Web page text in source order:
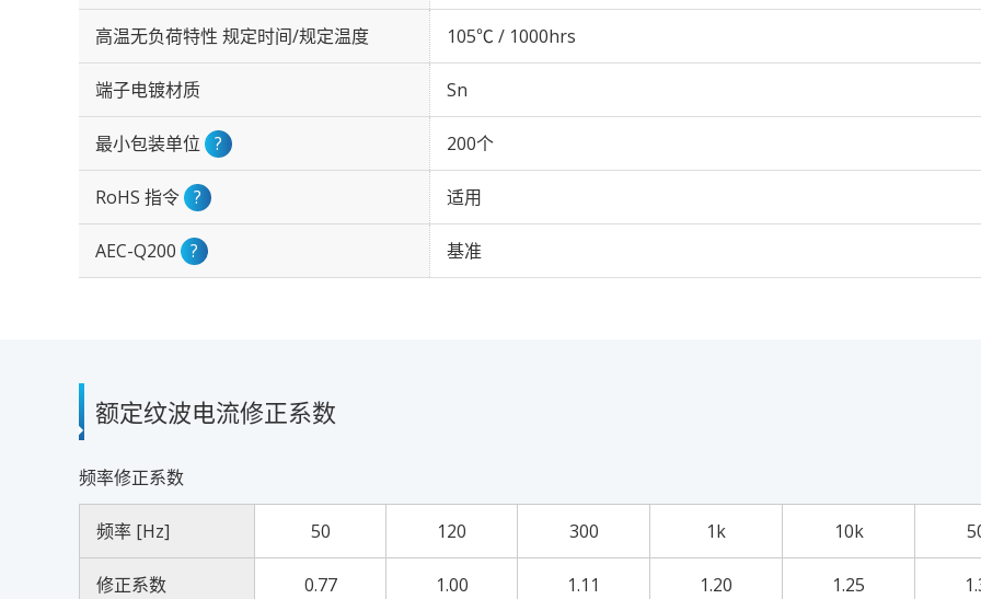
高温无负荷特性 规定时间/规定温度 105℃ / 1000hrs
端子电镀材质 Sn
最小包装单位 ? 200个
RoHS 指令 ? 适用
AEC-Q200 ? 基准
额定纹波电流修正系数
频率修正系数
频率 [Hz] 50 120 300 1k 10k
修正系数 0.77 1.00 1.11 1.20 1.25